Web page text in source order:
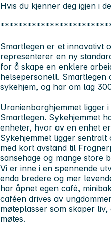
Hvis du kjenner deg igjen i
Smartlegen er et innovativt
representerer en ny
for å skape en enklere
helsepersonell.
sykehjem, og har om lag
Uranienborghjemmet ligger
Smartlegen. Sykehjemmet
enheter, hvor av en enhet
Sykehjemmet ligger
med kort avstand til
sansehage og mange store
Vi er inne i en spennende
enda bredere og mer
har åpnet egen café,
caféen drives av
møteplasser som skaper
møtes.